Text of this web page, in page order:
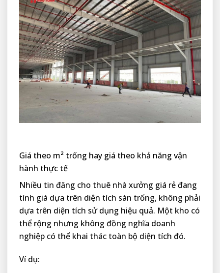
Giá theo m² trống hay giá theo khả năng vận
hành thực tế
Nhiều tin đăng cho thuê nhà xưởng giá rẻ đang
tính giá dựa trên diện tích sàn trống, không phải
dựa trên diện tích sử dụng hiệu quả. Một kho có
thể rộng nhưng không đồng nghĩa doanh
nghiệp có thể khai thác toàn bộ diện tích đó.
Ví dụ: